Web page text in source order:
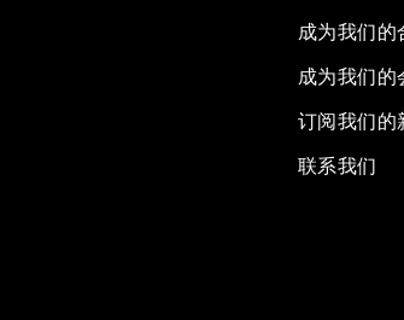
成为我们的
成为我们的
订阅我们的
联系我们